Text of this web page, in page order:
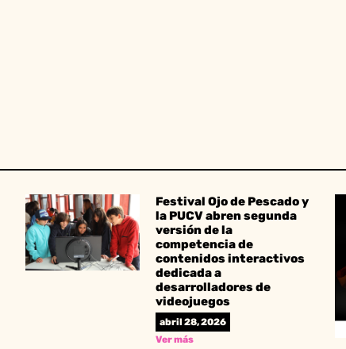
Festival Ojo de Pescado y
la PUCV abren segunda
versión de la
competencia de
contenidos interactivos
dedicada a
desarrolladores de
videojuegos
abril 28, 2026
Ver más